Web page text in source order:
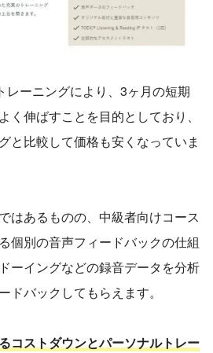
レーニングにより、3ヶ月の短期
く伸ばすことを目的としており、
と比較して価格も安くなっていま
はあるものの、中級者向けコース
個別の音声フィードバックの仕組
ーイングなどの録音データを分析
ドバックしてもらえます。
コストダウンとパーソナルトレー